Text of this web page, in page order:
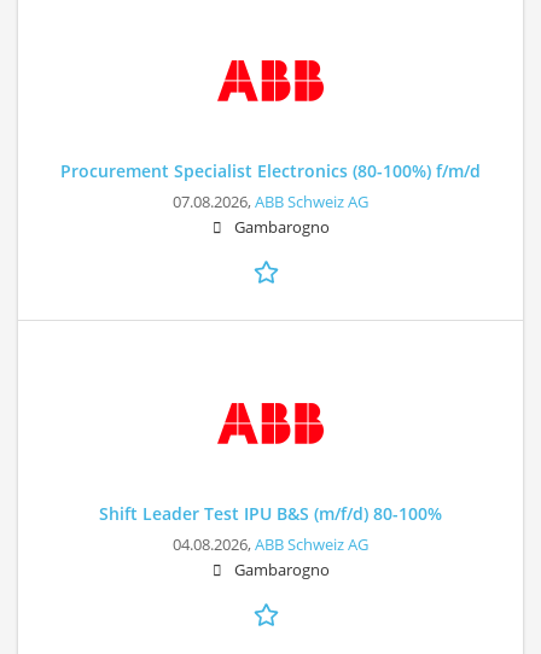
Procurement Specialist Electronics (80-100%) f/m/d
07.08.2026,ABB Schweiz AG
Gambarogno
Shift Leader Test IPU B&S (m/f/d) 80-100%
04.08.2026,ABB Schweiz AG
Gambarogno